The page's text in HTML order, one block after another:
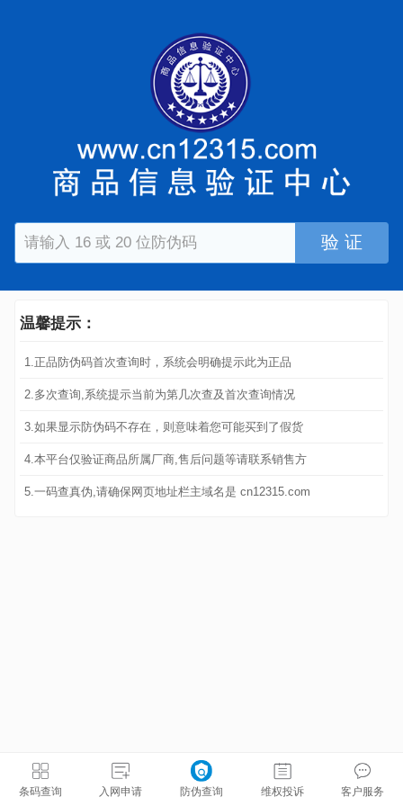
验 证
温馨提示：
1.正品防伪码首次查询时，系统会明确提示此为正品
2.多次查询,系统提示当前为第几次查及首次查询情况
3.如果显示防伪码不存在，则意味着您可能买到了假货
4.本平台仅验证商品所属厂商,售后问题等请联系销售方
5.一码查真伪,请确保网页地址栏主域名是 cn12315.com
条码查询 入网申请 防伪查询 维权投诉 客户服务